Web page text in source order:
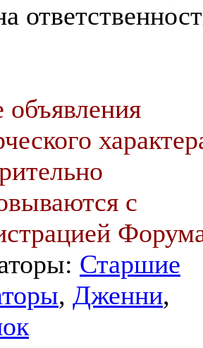
с
Старшие
, Дженни,